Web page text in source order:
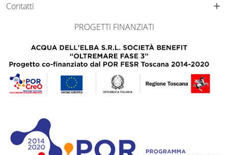
Contatti
PROGETTI FINANZIATI